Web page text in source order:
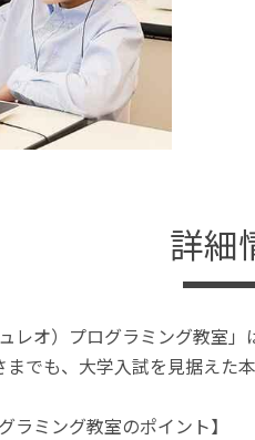
詳細
ュレオ）プログラミング教室
でも、大学入試を見据えた
ラミング教室のポイント】